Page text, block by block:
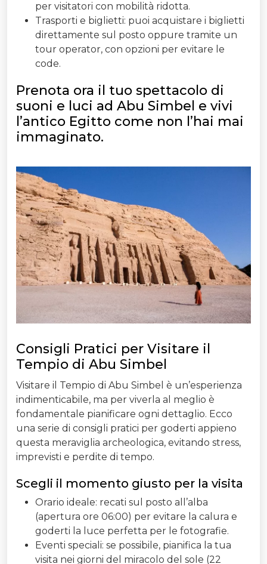
per visitatori con mobilità ridotta.
Trasporti e biglietti: puoi acquistare i biglietti
direttamente sul posto oppure tramite un
tour operator, con opzioni per evitare le
code.
Prenota ora il tuo spettacolo di
suoni e luci ad Abu Simbel e vivi
l’antico Egitto come non l’hai mai
immaginato.
Consigli Pratici per Visitare il
Tempio di Abu Simbel
Visitare il Tempio di Abu Simbel è un’esperienza
indimenticabile, ma per viverla al meglio è
fondamentale pianificare ogni dettaglio. Ecco
una serie di consigli pratici per goderti appieno
questa meraviglia archeologica, evitando stress,
imprevisti e perdite di tempo.
Scegli il momento giusto per la visita
Orario ideale: recati sul posto all’alba
(apertura ore 06:00) per evitare la calura e
goderti la luce perfetta per le fotografie.
Eventi speciali: se possibile, pianifica la tua
visita nei giorni del miracolo del sole (22